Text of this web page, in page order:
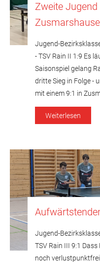
Zweite
Jugend-
- TSV Rain II 1:9 Es
Saisonspiel gelang
dritte Sieg in Folge -
mit einem 9:1 in
deutlich aus. In der
Stadionstraße
Weiterlesen
Jugend-
TSV Rain III 9:1
noch